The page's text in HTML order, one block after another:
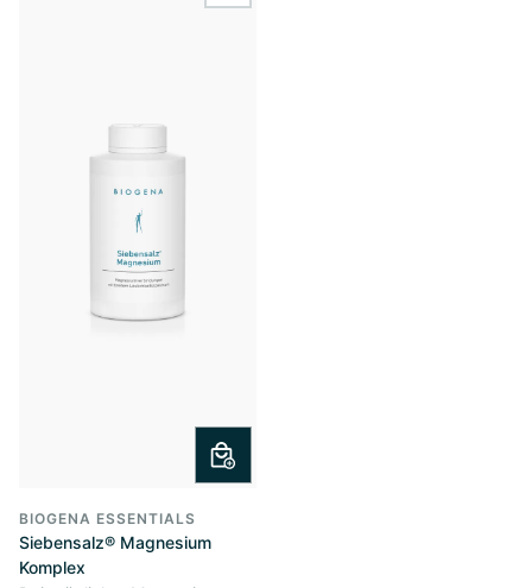
BIOGENA ESSENTIALS
Siebensalz® Magnesium
Komplex